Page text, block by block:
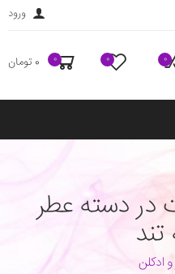
ورود
0
0
0 0 تومان
دسته عطر
تند
ادکلن